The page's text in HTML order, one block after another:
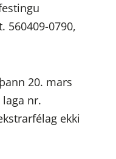
0790,
20. mars
nr.
ekki